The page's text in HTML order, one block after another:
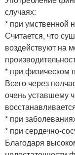
случаях:
* при умственной
Считается, что
воздействуют на
* при физическом
Всего через
очень уставшему
* при
* при сердечно-
Благодаря